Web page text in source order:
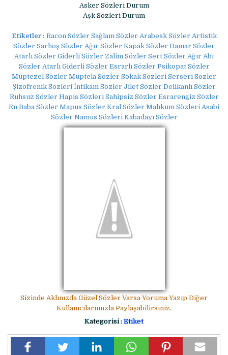
Asker Sözleri Durum
Aşk Sözleri Durum
Etiketler : Racon Sözler Sağlam Sözler Arabesk Sözler Artistik
Sözler Sarhoş Sözler Ağır Sözler Kapak Sözler Damar Sözler
Atarlı Sözler Giderli Sözler Zalim Sözler Sert Sözler Ağır Abi
Sözler Atarlı Giderli Sözler Esrarlı Sözler Psikopat Sözler
Müptezel Sözler Müptela Sözler Sokak Sözleri Serseri Sözler
Şizofrenik Sözleri İntikam Sözler Jilet Sözler Delikanlı Sözler
Ruhsuz Sözler Hapis Sözleri Sahipsiz Sözler Esrarengiz Sözler
En Baba Sözler Mapus Sözler Kral Sözler Mahkum Sözleri Asabi
Sözler Namus Sözleri Kabadayı Sözler
Sizinde Aklınızda Güzel Sözler Varsa Yoruma Yazıp Diğer
Kullanıcılarımızla Paylaşabilirsiniz.
Kategorisi : Etiket